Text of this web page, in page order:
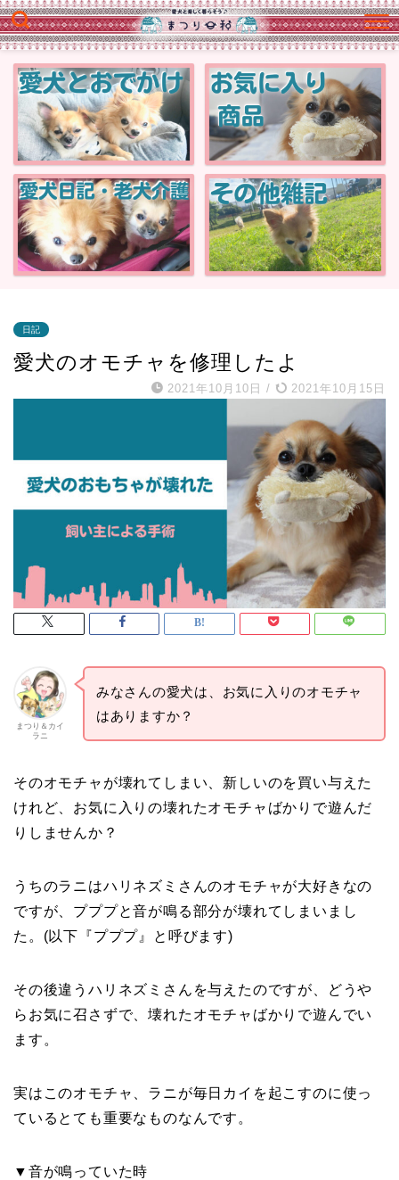
日記
愛犬のオモチャを修理したよ
2021年10月10日 / 2021年10月15日
まつり＆カイ
ラニ
みなさんの愛犬は、お気に入りのオモチャ
はありますか？
そのオモチャが壊れてしまい、新しいのを買い与えた
けれど、お気に入りの壊れたオモチャばかりで遊んだ
りしませんか？
うちのラニはハリネズミさんのオモチャが大好きなの
ですが、プププと音が鳴る部分が壊れてしまいまし
た。(以下『プププ』と呼びます)
その後違うハリネズミさんを与えたのですが、どうや
らお気に召さずで、壊れたオモチャばかりで遊んでい
ます。
実はこのオモチャ、ラニが毎日カイを起こすのに使っ
ているとても重要なものなんです。
▼音が鳴っていた時